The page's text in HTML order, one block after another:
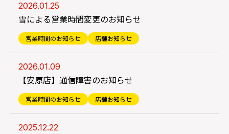
2026.01.25
雪による営業時間変更のお知らせ
営業時間のお知らせ 店舗お知らせ
2026.01.09
【安原店】通信障害のお知らせ
営業時間のお知らせ 店舗お知らせ
2025.12.22